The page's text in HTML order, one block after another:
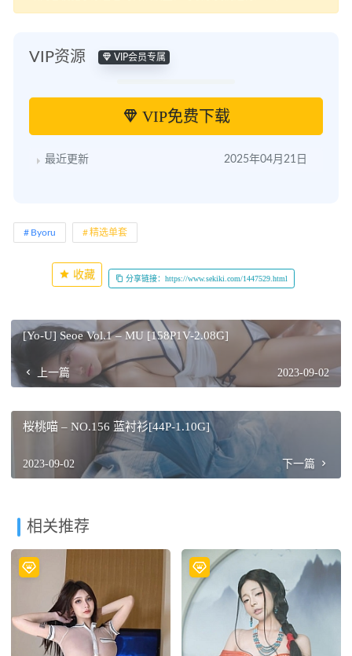
VIP资源 VIP会员专属
VIP免费下载
最近更新 2025年04月21日
Byoru 精选单套
收藏 分享链接：https://www.sekiki.com/1447529.html
[Yo-U] Seoe Vol.1 – MU [158P1V-2.08G]
上一篇 2023-09-02
桜桃喵 – NO.156 蓝衬衫[44P-1.10G]
2023-09-02 下一篇
相关推荐